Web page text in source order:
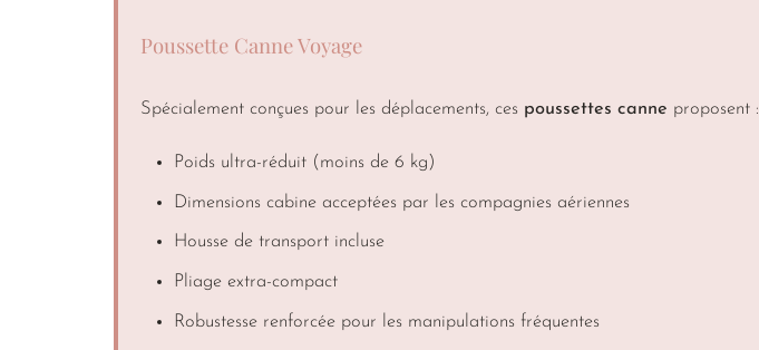
Poussette Canne Voyage
Spécialement conçues pour les déplacements, ces poussettes canne proposent :
Poids ultra-réduit (moins de 6 kg)
Dimensions cabine acceptées par les compagnies aériennes
Housse de transport incluse
Pliage extra-compact
Robustesse renforcée pour les manipulations fréquentes